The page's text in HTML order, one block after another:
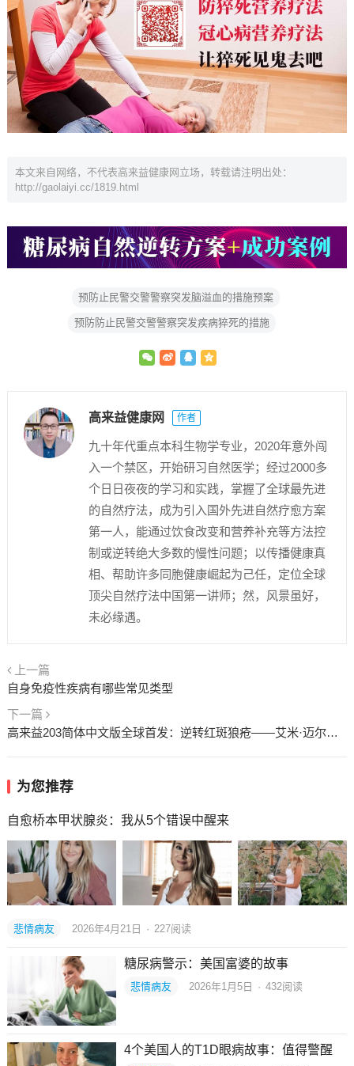
本文来自网络，不代表高来益健康网立场，转载请注明出处：
http://gaolaiyi.cc/1819.html
预防止民警交警警察突发脑溢血的措施预案
预防防止民警交警警察突发疾病猝死的措施
高来益健康网 作者
九十年代重点本科生物学专业，2020年意外闯
入一个禁区，开始研习自然医学；经过2000多
个日日夜夜的学习和实践，掌握了全球最先进
的自然疗法，成为引入国外先进自然疗愈方案
第一人，能通过饮食改变和营养补充等方法控
制或逆转绝大多数的慢性问题；以传播健康真
相、帮助许多同胞健康崛起为己任，定位全球
顶尖自然疗法中国第一讲师；然，风景虽好，
未必缘遇。
上一篇
自身免疫性疾病有哪些常见类型
下一篇
高来益203简体中文版全球首发：逆转红斑狼疮——艾米·迈尔斯方案/协议
为您推荐
自愈桥本甲状腺炎：我从5个错误中醒来
悲情病友 2026年4月21日 · 227阅读
糖尿病警示：美国富婆的故事
悲情病友 2026年1月5日 · 432阅读
4个美国人的T1D眼病故事：值得警醒